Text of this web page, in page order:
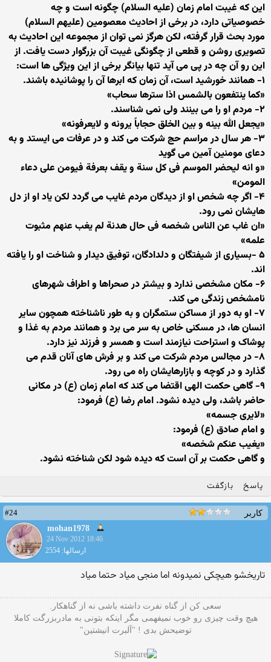
این که غیبت امام زمان (علیه السلام) چگونه است و چه
خصوصیاتى دارد، در برخى از احادیث معصومین (علیهم السلام)
مورد بحث قرار گرفته، لکن هرگز نمى توان از مجموعه این احادیث به
تصویرى روشن و قطعى از چگونگى غیبت آن بزرگوار دست یافت. از
این رو آن چه در پى مى آید تنها بیانگر برخى از این ویژگى ها است:
۱- همانند خورشید است، آن زمان که ابرها آن را پوشانیده باشند.
«کما ینتفعون بالشمس اذا سترها سحاب»
۲- مردم او را مى بینند ولى نمى شناسند.
«یجعل الله بینه و بین الخلق حجاباً یرونه و لایعرفونه»
۳- هر سال در مراسم حج شرکت مى کند و در عرفات مى ایستد و به
دعاى مومنین آمین مى گوید
«و انه لیحضر الموسم فى کل سنة و یقف بعرفة فیومن على دعاء
المومن»
۴- اگر چه شخص او از دیدگان مردم غایب مى گردد لکن یاد او از دل
هایشان نمى رود.
«ان غاب عن الناس شخصه فى حال هدنة لم یغب عنهم مثبوت
علمه»
۵ -بسیارى از شیفتگان و دلدادگان، توفیق دیدار و شناخت او را یافته
اند.
۶- مکان مشخصى ندارد و بیشتر در صحراها و اطراف شهرهاى
نامشخص زندگى مى کند.
۷- او به دور از مساکن ستمگران و به طور ناشناخته همچون سایر
انسان ها، در مسکنى خاص به سر مى برد و همانند مردم به غذا و
پوشاک و استراحت نیازمند است و همسر و فرزند نیز دارد.
۸- در مجالس مردم شرکت مى کند و بر فرش هاى آنان قدم مى
گذارد و در کوچه و بازارهایشان راه مى رود.
۹- گاهى حکمت الهى اقتضا مى کند که امام زمان (ع) در مکانى
حاضر باشد، ولى دیده نشود. امام رضا (ع) فرمود:
«لایرى جسمه»
و امام صادق (ع) فرمود:
«یغیب عنکم شخصه»
و گاهى حکمت بر آن است که دیده شود لکن شناخته نشود.
پاسخ بازگفت
کاربر
#24
mohan1978
24 Nov 2012 18:46
ارسالها: 2554
تاریخشو هیچکی نمیدونه اما منجی میاد حتما میاد
سعی کن از گناه نفرت داشته باشی نه از گناهکار.
هیچ وقت چیزی رو خوب نمیفهمی مگر اینکه بتونی به مادربزرگت کاملا
توضیحش بدی ! "آلبرت انیشتین"